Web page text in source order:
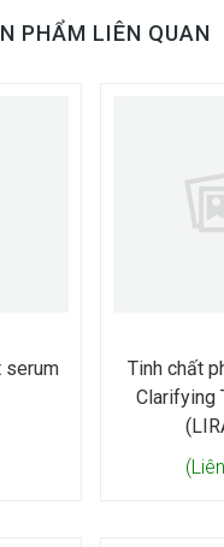
PHẨM LIÊN QUAN
serum
Tinh chất
Clarifying